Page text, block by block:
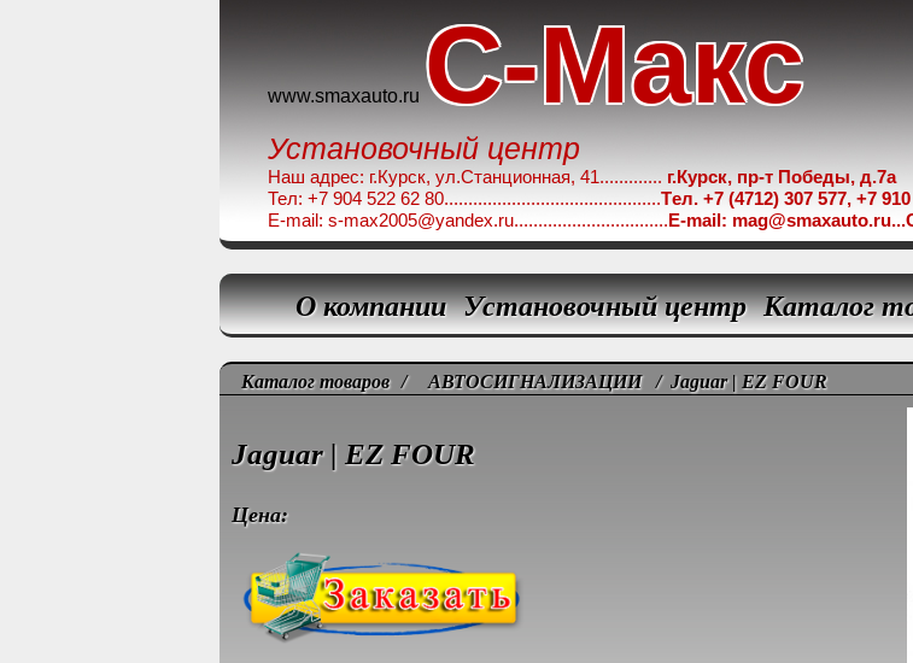
www.smaxauto.ru C-Макс
Установочный центр
Наш адрес: г.Курск, ул.Станционная, 41............. г.Курск, пр-т Победы, д.7а
Тел: +7 904 522 62 80.............................................Tел. +7 (4712) 307 577, +7
E-mail: s-max2005@yandex.ru................................E-mail:
О компании Установочный центр Каталог
Каталог товаров / АВТОСИГНАЛИЗАЦИИ/ Jaguar | EZ FOUR
Jaguar | EZ FOUR
Цена: